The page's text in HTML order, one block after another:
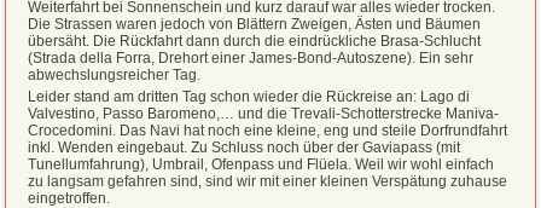
Weiterfahrt bei Sonnenschein und kurz darauf war alles wieder trocken.
Die Strassen waren jedoch von Blättern Zweigen, Ästen und Bäumen
übersäht. Die Rückfahrt dann durch die eindrückliche Brasa-Schlucht
(Strada della Forra, Drehort einer James-Bond-Autoszene). Ein sehr
abwechslungsreicher Tag.
Leider stand am dritten Tag schon wieder die Rückreise an: Lago di
Valvestino, Passo Baromeno,… und die Trevali-Schotterstrecke Maniva-
Crocedomini. Das Navi hat noch eine kleine, eng und steile Dorfrundfahrt
inkl. Wenden eingebaut. Zu Schluss noch über der Gaviapass (mit
Tunellumfahrung), Umbrail, Ofenpass und Flüela. Weil wir wohl einfach
zu langsam gefahren sind, sind wir mit einer kleinen Verspätung zuhause
eingetroffen.